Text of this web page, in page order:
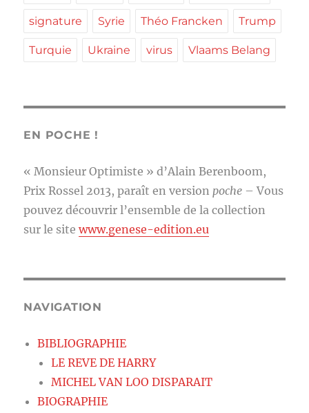
signature Syrie Théo Francken Trump
Turquie Ukraine virus Vlaams Belang
EN POCHE !
« Monsieur Optimiste » d’Alain Berenboom,
Prix Rossel 2013, paraît en version poche – Vous
pouvez découvrir l’ensemble de la collection
sur le sitewww.genese-edition.eu
NAVIGATION
BIBLIOGRAPHIE
LE REVE DE HARRY
MICHEL VAN LOO DISPARAIT
BIOGRAPHIE